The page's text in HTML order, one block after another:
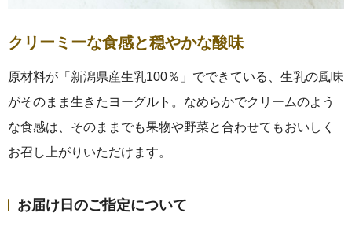
3,001円〜5,000円
5,001円〜
クリーミーな食感と穏やかな酸味
原材料が「新潟県産生乳100％」でできている、生乳の風味
がそのまま生きたヨーグルト。なめらかでクリームのよう
な食感は、そのままでも果物や野菜と合わせてもおいしく
お召し上がりいただけます。
お届け日のご指定について